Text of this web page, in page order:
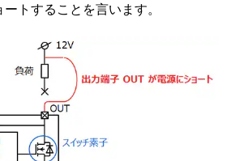
トすることを言います。